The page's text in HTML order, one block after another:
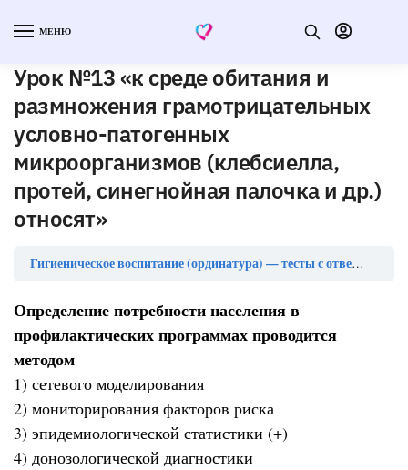
МЕНЮ
Урок №13 «к среде обитания и
размножения грамотрицательных
условно-патогенных
микроорганизмов (клебсиелла,
протей, синегнойная палочка и др.)
относят»
Гигиеническое воспитание (ординатура) — тесты с ответами
Определение потребности населения в
профилактических программах проводится
методом
1) сетевого моделирования
2) мониторирования факторов риска
3) эпидемиологической статистики (+)
4) донозологической диагностики